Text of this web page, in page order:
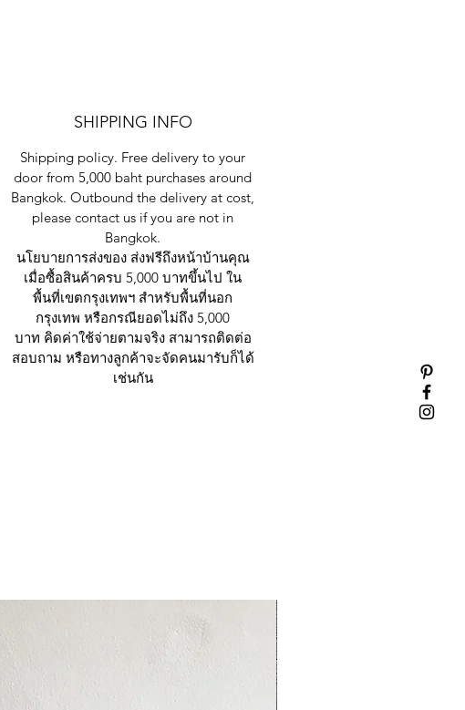
SHIPPING INFO
Shipping policy. Free delivery to your
door from 5,000 baht purchases around
Bangkok. Outbound the delivery at cost,
please contact us if you are not in
Bangkok.
นโยบายการส่งของ ส่งฟรีถึงหน้าบ้านคุณ
เมื่อซื้อสินค้าครบ 5,000 บาทขึ้นไป ใน
พื้นที่เขตกรุงเทพฯ สำหรับพื้นที่นอก
กรุงเทพ หรือกรณียอดไม่ถึง 5,000
บาท คิดค่าใช้จ่ายตามจริง สามารถติดต่อ
สอบถาม หรือทางลูกค้าจะจัดคนมารับก็ได้
เช่นกัน